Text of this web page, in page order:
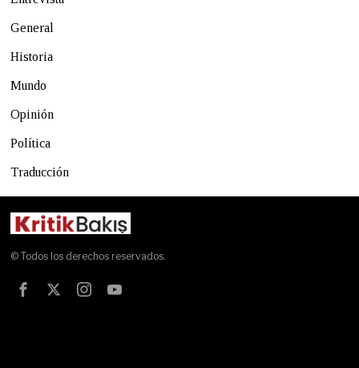
General
Historia
Mundo
Opinión
Política
Traducción
© Todos los derechos reservados.